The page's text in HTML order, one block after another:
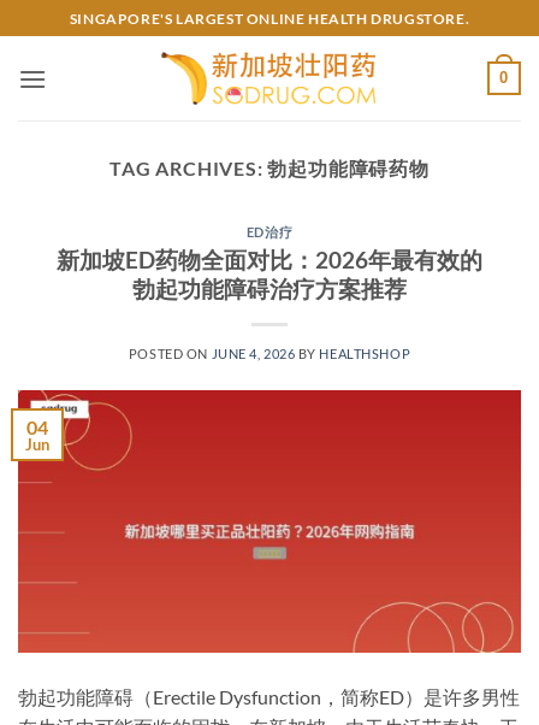
to
content
SINGAPORE'S LARGEST ONLINE HEALTH DRUGSTORE.
0
TAG ARCHIVES:勃起功能障碍药物
ED治疗
新加坡ED药物全面对比：2026年最有效的
勃起功能障碍治疗方案推荐
POSTED ON JUNE 4, 2026 BY HEALTHSHOP
04
Jun
勃起功能障碍（Erectile Dysfunction，简称ED）是许多男性